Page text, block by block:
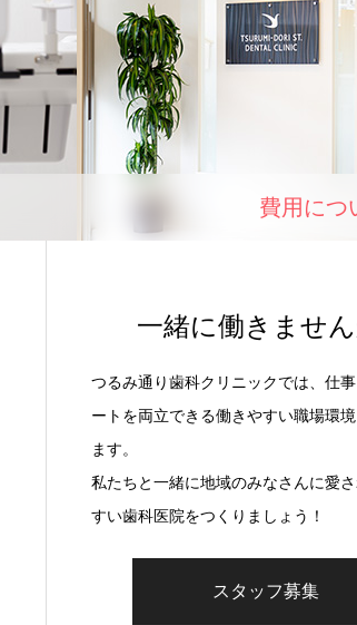
費用につ
一緒に働きませ
つるみ通り⻭科クリニックでは、仕
ートを両立できる働きやすい職場環
ます。
私たちと一緒に地域のみなさんに愛
すい⻭科医院をつくりましょう！
スタッフ募集